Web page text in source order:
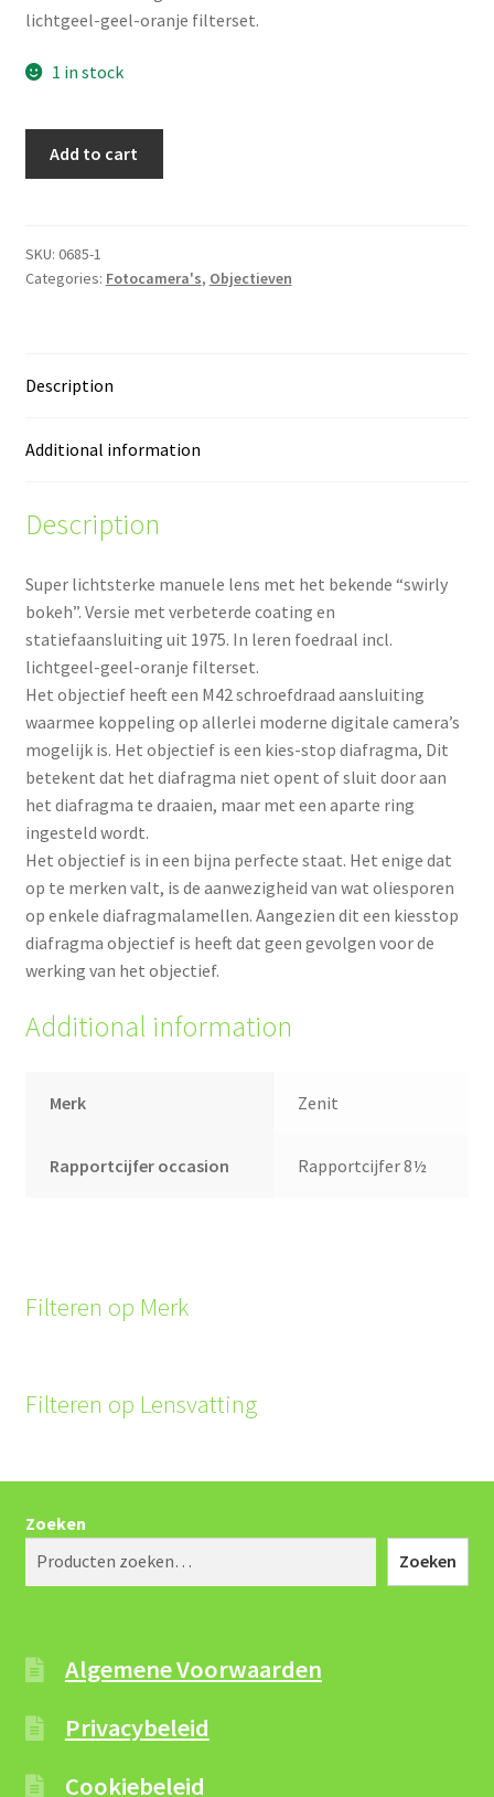
lichtgeel-geel-oranje filterset.
1 in stock
1.5/85
black
Add to cart
SKU: 0685-1
Categories: Fotocamera's, Objectieven
Description
Additional information
Description
Super lichtsterke manuele lens met het bekende “swirly
bokeh”. Versie met verbeterde coating en
statiefaansluiting uit 1975. In leren foedraal incl.
lichtgeel-geel-oranje filterset.
Het objectief heeft een M42 schroefdraad aansluiting
waarmee koppeling op allerlei moderne digitale camera’s
mogelijk is. Het objectief is een kies-stop diafragma, Dit
betekent dat het diafragma niet opent of sluit door aan
het diafragma te draaien, maar met een aparte ring
ingesteld wordt.
Het objectief is in een bijna perfecte staat. Het enige dat
op te merken valt, is de aanwezigheid van wat oliesporen
op enkele diafragmalamellen. Aangezien dit een kiesstop
diafragma objectief is heeft dat geen gevolgen voor de
werking van het objectief.
Additional information
Merk Zenit
Rapportcijfer occasion Rapportcijfer 8½
Filteren op Merk
Filteren op Lensvatting
Zoeken
Zoeken
Algemene Voorwaarden
Privacybeleid
Cookiebeleid